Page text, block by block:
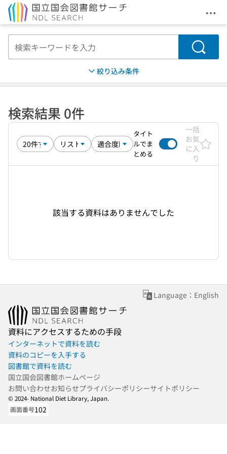
メ
検索
絞り込み条件
検索結果 0件
タイト
ルでま
とめる
一括
お気
に入
り
該当する資料はありませんでした
Language：English
資料にアクセスするための手段
インターネットで資料を読む
資料のコピーを入手する
図書館で資料を読む
国立国会図書館ホームページ
お問い合わせお知らせプライバシーポリシーサイトポリシー
© 2024- National Diet Library, Japan.
画面番号102